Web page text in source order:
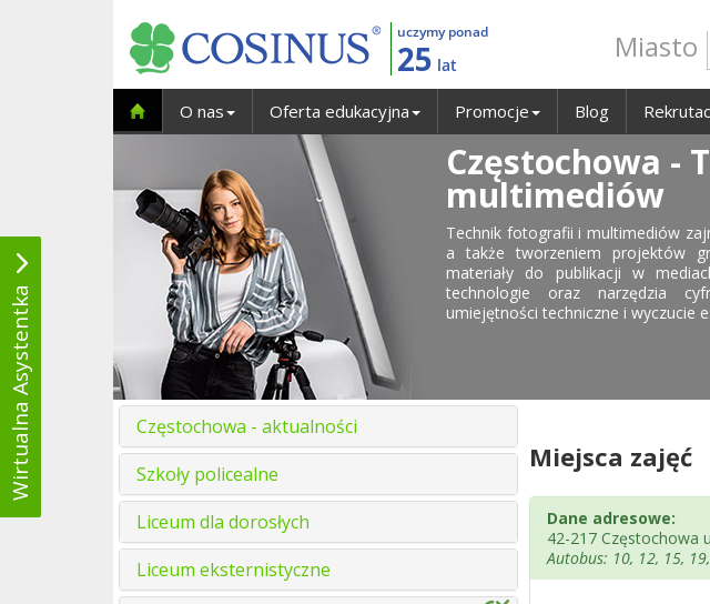
uczymy ponad
25 lat
Miasto
O nas Oferta edukacyjna Promocje Blog
Częstochowa -
multimediów
Technik fotografii i multimediów
a także tworzeniem projektów
materiały do publikacji w
technologie oraz narzędzia
umiejętności techniczne i wyczucie
Częstochowa - aktualności
Szkoły policealne
Liceum dla dorosłych
Liceum eksternistyczne
Miejsca zajęć
Dane adresowe:
42-217 Częstochowa
Autobus: 10, 12, 15,
Wirtualna Asystentka